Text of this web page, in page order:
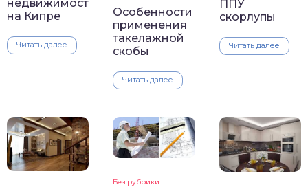
недвижимости
на Кипре
Читать далее
Особенности
применения
такелажной
скобы
Читать далее
ППУ
скорлупы
Читать далее
Без рубрики